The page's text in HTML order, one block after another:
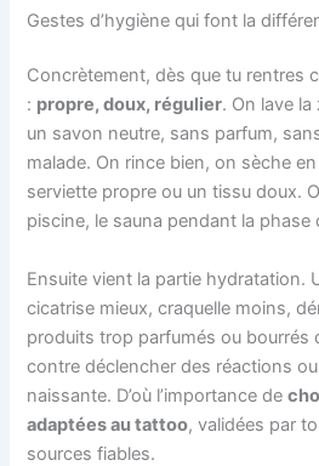
Gestes d’hygiène qui font la
Concrètement, dès que tu rentres
: propre, doux, régulier. On lave la
un savon neutre, sans parfum,
malade. On rince bien, on sèche
serviette propre ou un tissu doux.
piscine, le sauna pendant la phase
Ensuite vient la partie hydratation.
cicatrise mieux, craquelle moins,
produits trop parfumés ou bourrés
contre déclencher des réactions
naissante. D’où l’importance de
adaptées au tattoo, validées par
sources fiables.